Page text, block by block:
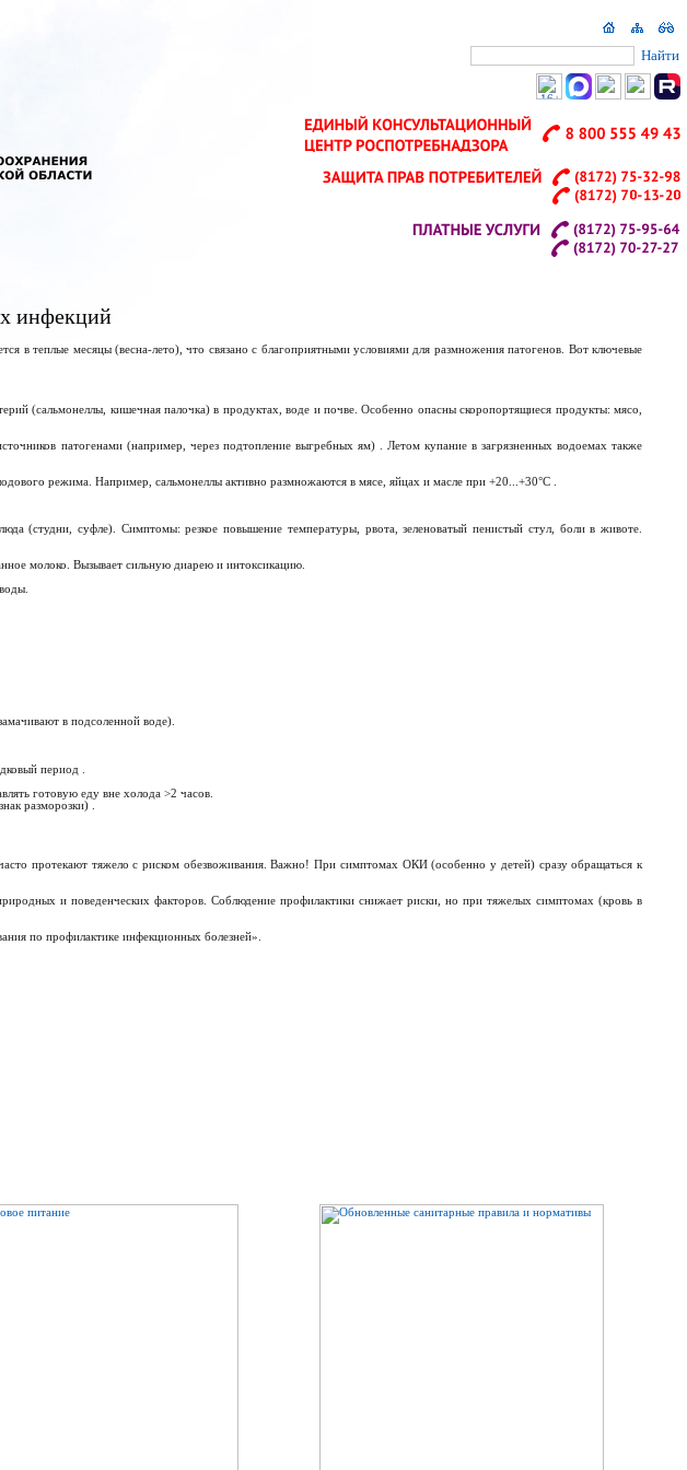
Найти
инфекций
в теплые месяцы (весна-лето), что связано с благоприятными условиями для размножения патогенов. Вот ключевые
(сальмонеллы, кишечная палочка) в продуктах, воде и почве. Особенно опасны скоропортящиеся продукты: мясо,
патогенами (например, через подтопление выгребных ям) . Летом купание в загрязненных водоемах также
режима. Например, сальмонеллы активно размножаются в мясе, яйцах и масле при +20...+30°C .
(студни, суфле). Симптомы: резкое повышение температуры, рвота, зеленоватый пенистый стул, боли в животе.
молоко. Вызывает сильную диарею и интоксикацию.
в подсоленной воде).
период .
готовую еду вне холода >2 часов.
разморозки) .
протекают тяжело с риском обезвоживания. Важно! При симптомах ОКИ (особенно у детей) сразу обращаться к
и поведенческих факторов. Соблюдение профилактики снижает риски, но при тяжелых симптомах (кровь в
по профилактике инфекционных болезней».